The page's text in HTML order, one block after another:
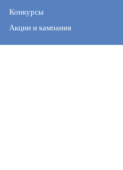
Конкурсы
Акции и кампания